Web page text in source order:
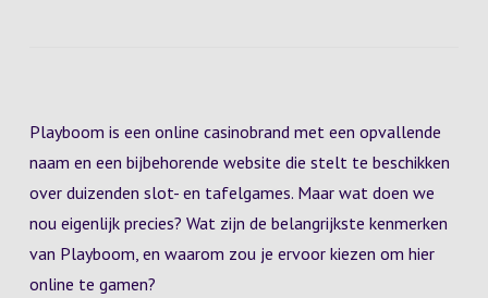
Playboom is een online casinobrand met een opvallende
naam en een bijbehorende website die stelt te beschikken
over duizenden slot- en tafelgames. Maar wat doen we
nou eigenlijk precies? Wat zijn de belangrijkste kenmerken
van Playboom, en waarom zou je ervoor kiezen om hier
online te gamen?